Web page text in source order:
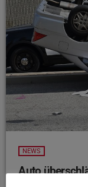
NEWS
Auto